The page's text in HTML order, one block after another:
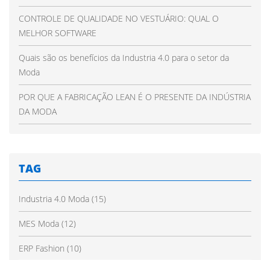
CONTROLE DE QUALIDADE NO VESTUÁRIO: QUAL O
MELHOR SOFTWARE
Quais são os benefícios da Industria 4.0 para o setor da
Moda
POR QUE A FABRICAÇÃO LEAN É O PRESENTE DA INDÚSTRIA
DA MODA
TAG
Industria 4.0 Moda (15)
MES Moda (12)
ERP Fashion (10)